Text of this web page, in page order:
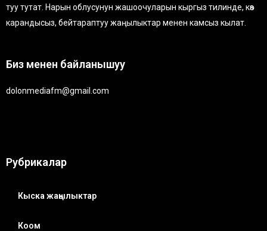
туу тутат. Нарын облусунун жашоочуларын кыргыз тилинде, көз
карандысыз, бейтараптуу жаңылыктар менен камсыз кылат.
Биз менен байланышуу
dolonmediafm@gmail.com
Рубрикалар
Кыска жаңылыктар
Коом